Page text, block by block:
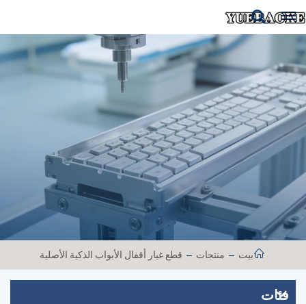
بيت منتجات قطع غيار أقفال الأبواب الذكية الأصلية
فئات